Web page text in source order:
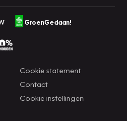
GroenGedaan!
Cookie statement
Contact
Cookie instellingen